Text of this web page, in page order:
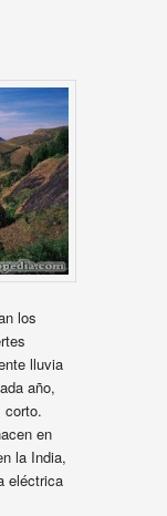
los
lluvia
año,
corto.
en
la India,
eléctrica